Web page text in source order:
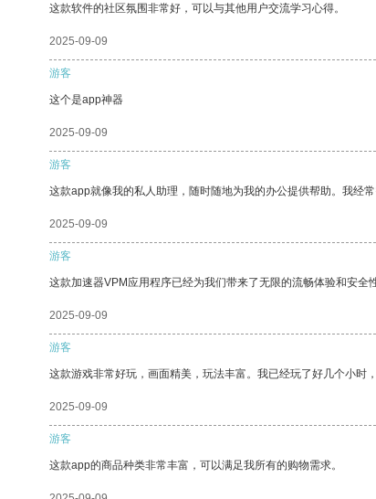
这款软件的社区氛围非常好，可以与其他用户交流学习心得。
2025-09-09
游客
这个是app神器
2025-09-09
游客
这款app就像我的私人助理，随时随地为我的办公提供帮助。我经
2025-09-09
游客
这款加速器VPM应用程序已经为我们带来了无限的流畅体验和安全
2025-09-09
游客
这款游戏非常好玩，画面精美，玩法丰富。我已经玩了好几个小时，
2025-09-09
游客
这款app的商品种类非常丰富，可以满足我所有的购物需求。